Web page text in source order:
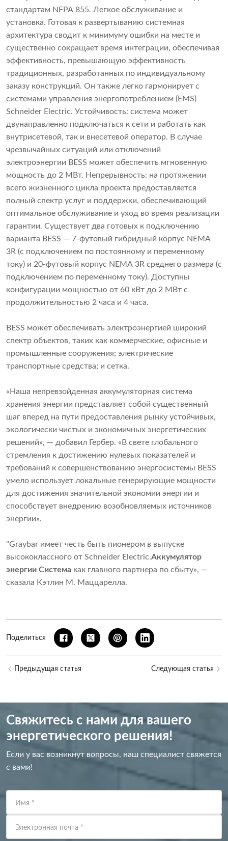
стандартам NFPA 855. Легкое обслуживание и
установка. Готовая к развертыванию системная
архитектура сводит к минимуму ошибки на месте и
существенно сокращает время интеграции, обеспечивая
эффективность, превышающую эффективность
традиционных, разработанных по индивидуальному
заказу конструкций. Он также легко гармонирует с
системами управления энергопотреблением (EMS)
Schneider Electric. Устойчивость: система может
двунаправленно подключаться к сети и работать как
внутрисетевой, так и внесетевой оператор. В случае
чрезвычайных ситуаций или отключений
электроэнергии BESS может обеспечить мгновенную
мощность до 2 МВт. Непрерывность: на протяжении
всего жизненного цикла проекта предоставляется
полный спектр услуг и поддержки, обеспечивающий
оптимальное обслуживание и уход во время реализации
гарантии. Существует два готовых к подключению
варианта BESS — 7-футовый гибридный корпус NEMA
3R (с подключением по постоянному и переменному
току) и 20-футовый корпус NEMA 3R среднего размера (с
подключением по переменному току). Доступны
конфигурации мощностью от 60 кВт до 2 МВт с
продолжительностью 2 часа и 4 часа.
BESS может обеспечивать электроэнергией широкий
спектр объектов, таких как коммерческие, офисные и
промышленные сооружения; электрические
транспортные средства; и сетка.
«Наша непревзойденная аккумуляторная система
хранения энергии представляет собой существенный
шаг вперед на пути предоставления рынку устойчивых,
экологически чистых и экономичных энергетических
решений», — добавил Гербер. «В свете глобального
стремления к достижению нулевых показателей и
требований к совершенствованию энергосистемы BESS
умело использует локальные генерирующие мощности
для достижения значительной экономии энергии и
способствует внедрению возобновляемых источников
энергии».
"Graybar имеет честь быть пионером в выпуске
высококлассного от Schneider Electric.Аккумулятор
энергии Система как главного партнера по сбыту», —
сказала Кэтлин М. Маццарелла.
Поделиться
Предыдущая статья Следующая статья
Свяжитесь с нами для вашего
энергетического решения!
Если у вас возникнут вопросы, наш специалист свяжется
с вами!
Имя *
Электронная почта *